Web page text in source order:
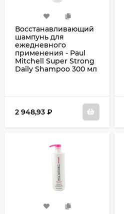
Восстанавливающий
шампунь для
ежедневного
применения - Paul
Mitchell Super Strong
Daily Shampoo 300 мл
2 948,93 ₽